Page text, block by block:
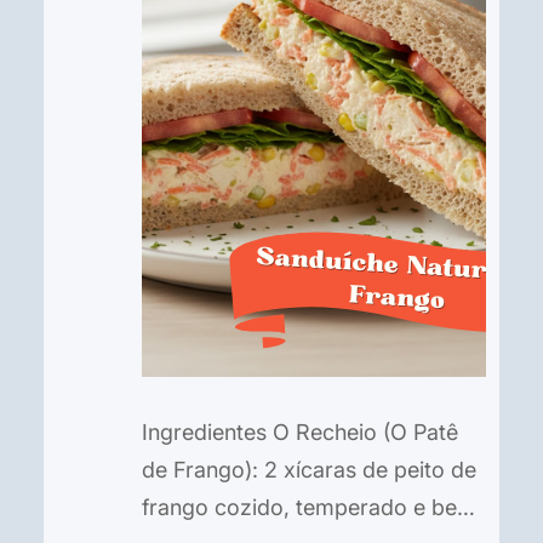
Ingredientes O Recheio (O Patê
de Frango): 2 xícaras de peito de
frango cozido, temperado e bem